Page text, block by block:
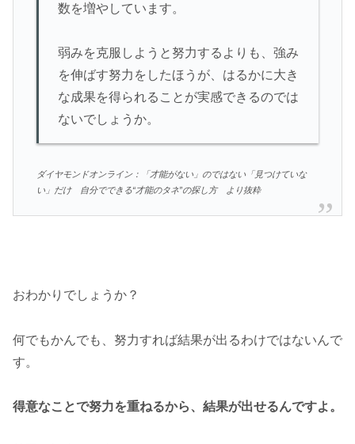
数を増やしています。
弱みを克服しようと努力するよりも、強み
を伸ばす努力をしたほうが、はるかに大き
な成果を得られることが実感できるのでは
ないでしょうか。
ダイヤモンドオンライン：「才能がない」のではない「見つけていな
い」だけ 自分でできる“才能のタネ”の探し方 より抜粋
おわかりでしょうか？
何でもかんでも、努力すれば結果が出るわけではないんで
す。
得意なことで努力を重ねるから、結果が出せるんですよ。